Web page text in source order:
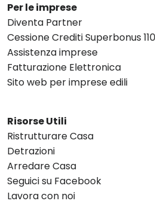
Per le imprese
Diventa Partner
Cessione Crediti Superbonus
Assistenza imprese
Fatturazione Elettronica
Sito web per imprese edili
Risorse Utili
Ristrutturare Casa
Detrazioni
Arredare Casa
Seguici su Facebook
Lavora con noi